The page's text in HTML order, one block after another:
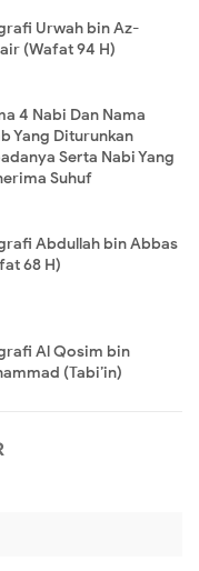
Urwah bin Az-
(Wafat 94 H)
4 Nabi Dan Nama
Yang Diturunkan
Serta Nabi Yang
Suhuf
Abdullah bin Abbas
68 H)
Al Qosim bin
(Tabi’in)